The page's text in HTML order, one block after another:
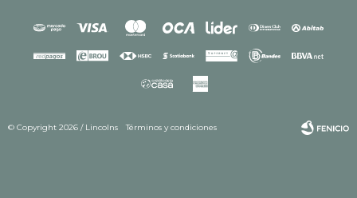
© Copyright 2026 / Lincolns Términos y condiciones